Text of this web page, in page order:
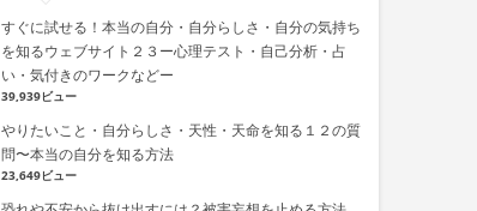
すぐに試せる！本当の自分・自分らしさ・自分の気持ち
を知るウェブサイト２３ー心理テスト・自己分析・占
い・気付きのワークなどー
39,939ビュー
やりたいこと・自分らしさ・天性・天命を知る１２の質
問〜本当の自分を知る方法
23,649ビュー